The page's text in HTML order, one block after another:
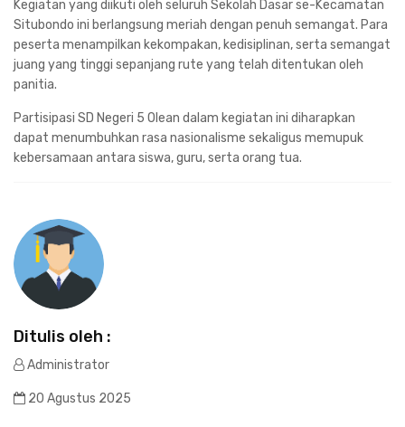
Kegiatan yang diikuti oleh seluruh Sekolah Dasar se-Kecamatan
Situbondo ini berlangsung meriah dengan penuh semangat. Para
peserta menampilkan kekompakan, kedisiplinan, serta semangat
juang yang tinggi sepanjang rute yang telah ditentukan oleh
panitia.
Partisipasi SD Negeri 5 Olean dalam kegiatan ini diharapkan
dapat menumbuhkan rasa nasionalisme sekaligus memupuk
kebersamaan antara siswa, guru, serta orang tua.
Ditulis oleh :
Administrator
20 Agustus 2025